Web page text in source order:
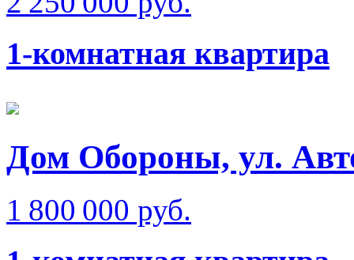
1-комнатная квартира
Дом Обороны, ул.
1 800 000 руб.